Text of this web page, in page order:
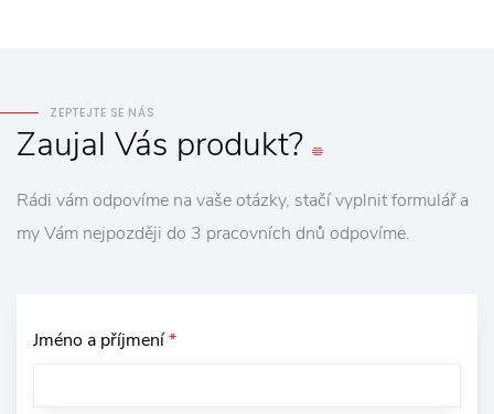
ZEPTEJTE SE NÁS
Zaujal Vás produkt?
Rádi vám odpovíme na vaše otázky, stačí vyplnit formulář a
my Vám nejpozději do 3 pracovních dnů odpovíme.
Jméno a příjmení*